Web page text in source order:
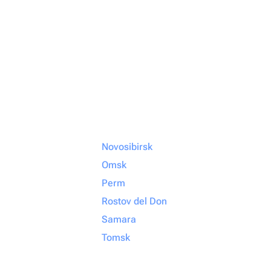
Novosibirsk
Omsk
Perm
Rostov del Don
Samara
Tomsk